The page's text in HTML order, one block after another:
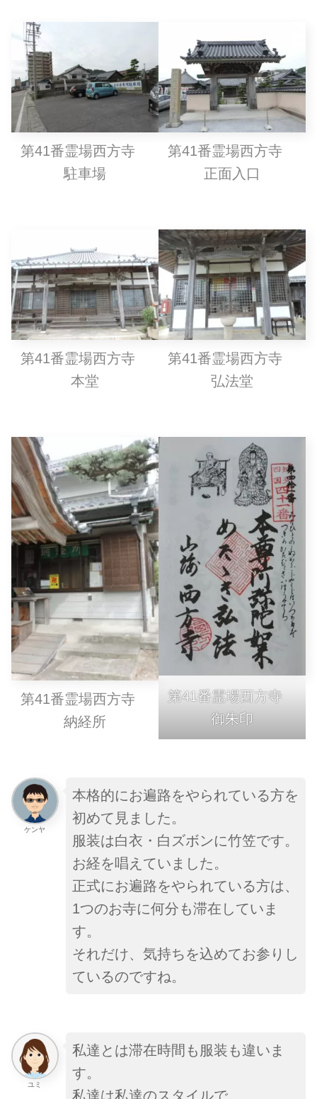
第41番霊場西方寺
駐車場
第41番霊場西方寺
正面入口
第41番霊場西方寺
本堂
第41番霊場西方寺
弘法堂
第41番霊場西方寺
納経所
第41番霊場西方寺
御朱印
ケンヤ
本格的にお遍路をやられている方を
初めて見ました。
服装は白衣・白ズボンに竹笠です。
お経を唱えていました。
正式にお遍路をやられている方は、
1つのお寺に何分も滞在していま
す。
それだけ、気持ちを込めてお参りし
ているのですね。
ユミ
私達とは滞在時間も服装も違いま
す。
私達は私達のスタイルで。